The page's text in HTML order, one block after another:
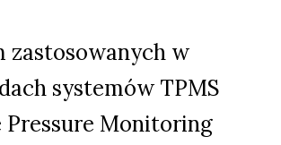
zastosowanych w
systemów TPMS
Pressure Monitoring